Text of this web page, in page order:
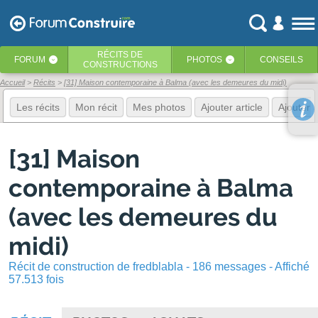
FORUM ‹ RÉCITS DE
CONSTRUCTIONS
PHOTOS ‹ CONSEILS
Accueil Récits [31] Maison contemporaine à Balma (avec les demeures du midi)
Les récits Mon récit Mes photos Ajouter article Ajouter
[31] Maison
contemporaine à Balma
(avec les demeures du
midi)
Récit de construction de fredblabla - 186 messages - Affiché
57.513 fois